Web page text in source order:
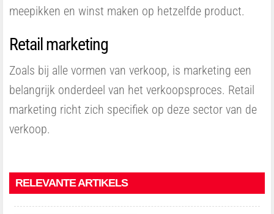
meepikken en winst maken op hetzelfde product.
Retail marketing
Zoals bij alle vormen van verkoop, is marketing een
belangrijk onderdeel van het verkoopsproces. Retail
marketing richt zich specifiek op deze sector van de
verkoop.
RELEVANTE ARTIKELS